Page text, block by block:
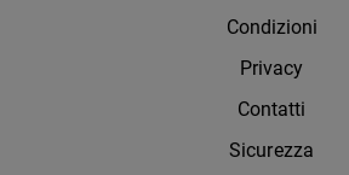
Condizioni
Privacy
Contatti
Sicurezza